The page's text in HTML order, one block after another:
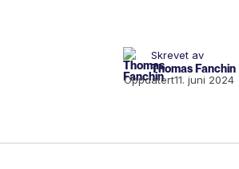
Skrevet av
Thomas Fanchin
Oppdatert11. juni 2024